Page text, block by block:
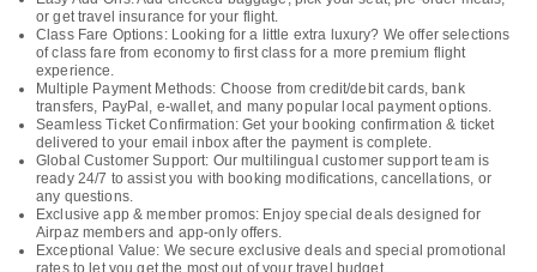
or get travel insurance for your flight.
Class Fare Options: Looking for a little extra luxury? We offer selections
of class fare from economy to first class for a more premium flight
experience.
Multiple Payment Methods: Choose from credit/debit cards, bank
transfers, PayPal, e-wallet, and many popular local payment options.
Seamless Ticket Confirmation: Get your booking confirmation & ticket
delivered to your email inbox after the payment is complete.
Global Customer Support: Our multilingual customer support team is
ready 24/7 to assist you with booking modifications, cancellations, or
any questions.
Exclusive app & member promos: Enjoy special deals designed for
Airpaz members and app-only offers.
Exceptional Value: We secure exclusive deals and special promotional
rates to let you get the most out of your travel budget.